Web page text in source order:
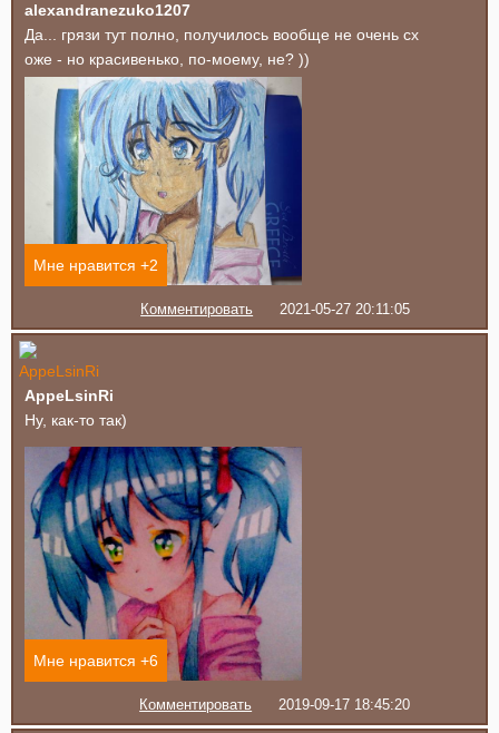
alexandranezuko1207
Да... грязи тут полно, получилось вообще не очень сх
оже - но красивенько, по-моему, не? ))
Мне нравится +2
Комментировать 2021-05-27 20:11:05
AppeLsinRi
Ну, как-то так)
Мне нравится +6
Комментировать 2019-09-17 18:45:20